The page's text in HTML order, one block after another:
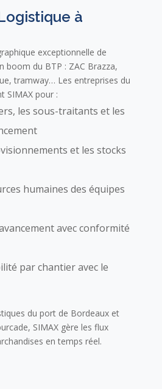
à
exceptionnelle de
boom du BTP : ZAC Brazza,
tramway… Les entreprises du
SIMAX pour :
les sous-traitants et les
et les stocks
humaines des équipes
avec conformité
par chantier avec le
du port de Bordeaux et
SIMAX gère les flux
en temps réel.